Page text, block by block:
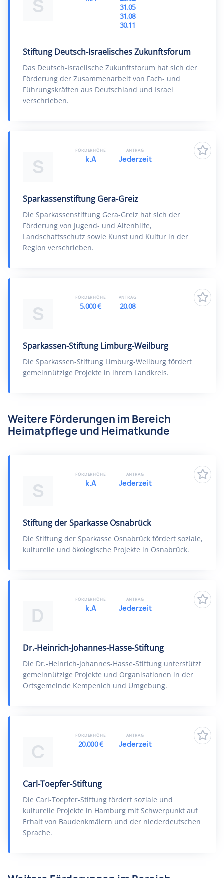
S
Stiftung Deutsch-Israelisches Zukunftsforum
Das Deutsch-Israelische Zukunftsforum hat sich der
Förderung der Zusammenarbeit von Fach- und
Führungskräften aus Deutschland und Israel
verschrieben.
31.05
31.08
30.11
S
Sparkassenstiftung Gera-Greiz
Die Sparkassenstiftung Gera-Greiz hat sich der
Förderung von Jugend- und Altenhilfe,
Landschaftsschutz sowie Kunst und Kultur in der
Region verschrieben.
FÖRDERHÖHE
k.A
ANTRAG
Jederzeit
S
Sparkassen-Stiftung Limburg-Weilburg
Die Sparkassen-Stiftung Limburg-Weilburg fördert
gemeinnützige Projekte in ihrem Landkreis.
FÖRDERHÖHE
5.000 €
ANTRAG
20.08
Weitere Förderungen im Bereich
Heimatpflege und Heimatkunde
S
Stiftung der Sparkasse Osnabrück
Die Stiftung der Sparkasse Osnabrück fördert soziale,
kulturelle und ökologische Projekte in Osnabrück.
FÖRDERHÖHE
k.A
ANTRAG
Jederzeit
D
Dr.-Heinrich-Johannes-Hasse-Stiftung
Die Dr.-Heinrich-Johannes-Hasse-Stiftung unterstützt
gemeinnützige Projekte und Organisationen in der
Ortsgemeinde Kempenich und Umgebung.
FÖRDERHÖHE
k.A
ANTRAG
Jederzeit
C
Carl-Toepfer-Stiftung
Die Carl-Toepfer-Stiftung fördert soziale und
kulturelle Projekte in Hamburg mit Schwerpunkt auf
Erhalt von Baudenkmälern und der niederdeutschen
Sprache.
FÖRDERHÖHE
20.000 €
ANTRAG
Jederzeit